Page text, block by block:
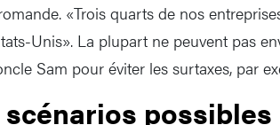
«Trois quarts de nos
Unis». La plupart ne peuvent pas
Sam pour éviter les surtaxes, par
possibles